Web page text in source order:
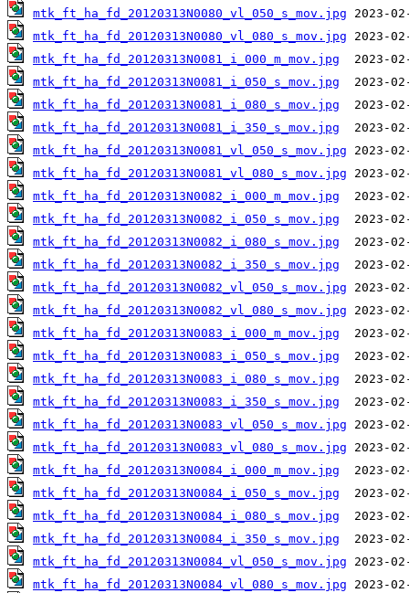
mtk_ft_ha_fd_20120313N0080_vl_050_s_mov.jpg
mtk_ft_ha_fd_20120313N0080_vl_080_s_mov.jpg
mtk_ft_ha_fd_20120313N0081_i_000_m_mov.jpg
mtk_ft_ha_fd_20120313N0081_i_050_s_mov.jpg
mtk_ft_ha_fd_20120313N0081_i_080_s_mov.jpg
mtk_ft_ha_fd_20120313N0081_i_350_s_mov.jpg
mtk_ft_ha_fd_20120313N0081_vl_050_s_mov.jpg
mtk_ft_ha_fd_20120313N0081_vl_080_s_mov.jpg
mtk_ft_ha_fd_20120313N0082_i_000_m_mov.jpg
mtk_ft_ha_fd_20120313N0082_i_050_s_mov.jpg
mtk_ft_ha_fd_20120313N0082_i_080_s_mov.jpg
mtk_ft_ha_fd_20120313N0082_i_350_s_mov.jpg
mtk_ft_ha_fd_20120313N0082_vl_050_s_mov.jpg
mtk_ft_ha_fd_20120313N0082_vl_080_s_mov.jpg
mtk_ft_ha_fd_20120313N0083_i_000_m_mov.jpg
mtk_ft_ha_fd_20120313N0083_i_050_s_mov.jpg
mtk_ft_ha_fd_20120313N0083_i_080_s_mov.jpg
mtk_ft_ha_fd_20120313N0083_i_350_s_mov.jpg
mtk_ft_ha_fd_20120313N0083_vl_050_s_mov.jpg
mtk_ft_ha_fd_20120313N0083_vl_080_s_mov.jpg
mtk_ft_ha_fd_20120313N0084_i_000_m_mov.jpg
mtk_ft_ha_fd_20120313N0084_i_050_s_mov.jpg
mtk_ft_ha_fd_20120313N0084_i_080_s_mov.jpg
mtk_ft_ha_fd_20120313N0084_i_350_s_mov.jpg
mtk_ft_ha_fd_20120313N0084_vl_050_s_mov.jpg
mtk_ft_ha_fd_20120313N0084_vl_080_s_mov.jpg